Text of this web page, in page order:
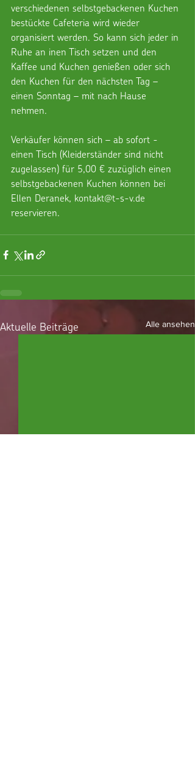
verschiedenen selbstgebackenen Kuchen
bestückte Cafeteria wird wieder
organisiert werden. So kann sich jeder in
Ruhe an inen Tisch setzen und den
Kaffee und Kuchen genießen oder sich
den Kuchen für den nächsten Tag –
einen Sonntag – mit nach Hause
nehmen.
Verkäufer können sich – ab sofort -
einen Tisch (Kleiderständer sind nicht
zugelassen) für 5,00 € zuzüglich einen
selbstgebackenen Kuchen können bei
Ellen Deranek, kontakt@t-s-v.de
reservieren.
Aktuelle Beiträge Alle ansehen